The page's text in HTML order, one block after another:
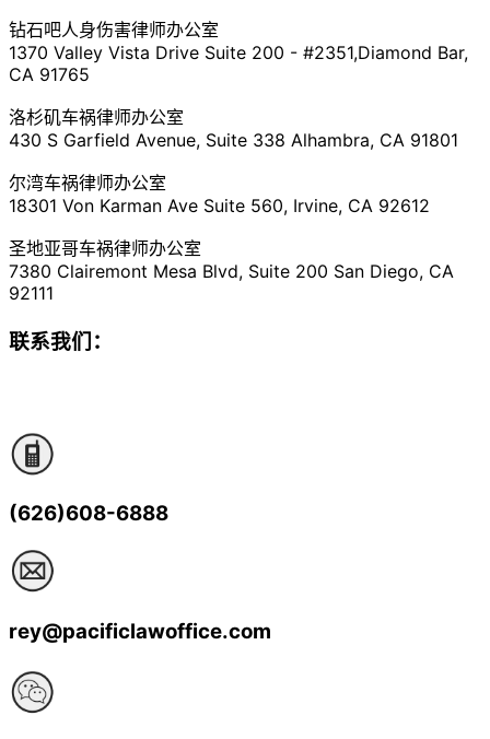
钻石吧人身伤害律师办公室
1370 Valley Vista Drive Suite 200 - #2351,Diamond Bar,
CA 91765
洛杉矶车祸律师办公室
430 S Garfield Avenue, Suite 338 Alhambra, CA 91801
尔湾车祸律师办公室
18301 Von Karman Ave Suite 560, Irvine, CA 92612
圣地亚哥车祸律师办公室
7380 Clairemont Mesa Blvd, Suite 200 San Diego, CA
92111
联系我们：
(626)608-6888
rey@pacificlawoffice.com